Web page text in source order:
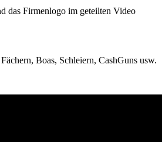
das Firmenlogo im geteilten Video
Boas, Schleiern, CashGuns usw.